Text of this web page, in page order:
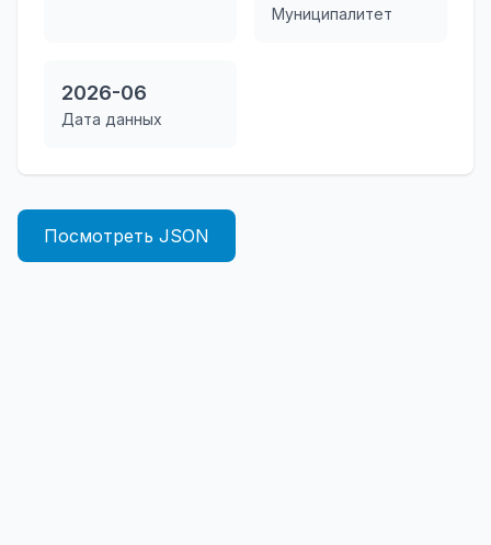
Муниципалитет
2026-06
Дата данных
Посмотреть JSON